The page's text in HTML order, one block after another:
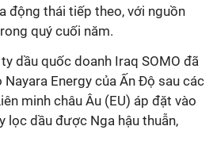
động thái tiếp theo, với nguồn
quý cuối năm.
dầu quốc doanh Iraq SOMO đã
Energy của Ấn Độ sau các
minh châu Âu (EU) áp đặt vào
lọc dầu được Nga hậu thuẫn,